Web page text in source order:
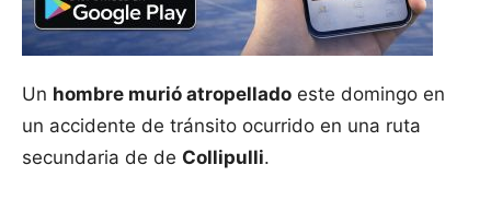
Un hombre murió atropellado este domingo en
un accidente de tránsito ocurrido en una ruta
secundaria de de Collipulli.